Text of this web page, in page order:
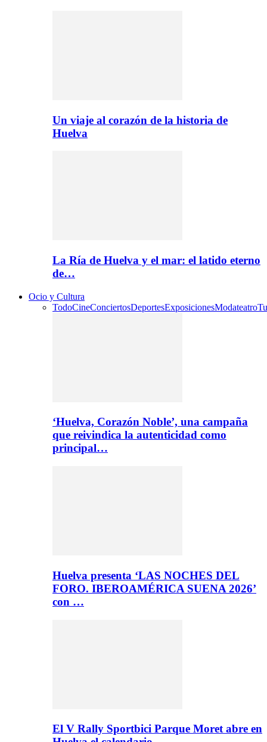
Un viaje al corazón de la historia de
Huelva
La Ría de Huelva y el mar: el latido eterno
de…
Ocio y Cultura
TodoCineConciertosDeportesExposicionesModateatro
‘Huelva, Corazón Noble’, una campaña
que reivindica la autenticidad como
principal…
Huelva presenta ‘LAS NOCHES DEL
FORO. IBEROAMÉRICA SUENA 2026’
con …
El V Rally Sportbici Parque Moret abre en